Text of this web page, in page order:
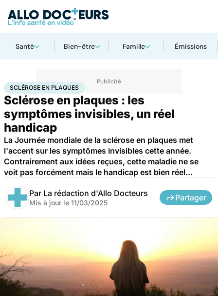
Santé Bien-être Famille Émissions
AccueilSantéSclérose en plaques
SCLÉROSE EN PLAQUES
Sclérose en plaques : les
symptômes invisibles, un réel
handicap
La Journée mondiale de la sclérose en plaques met
l'accent sur les symptômes invisibles cette année.
Contrairement aux idées reçues, cette maladie ne se
voit pas forcément mais le handicap est bien réel...
Par La rédaction d'Allo Docteurs
Mis à jour le 11/03/2025
Partager